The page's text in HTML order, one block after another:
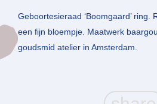
Geboortesieraad ‘Boomgaard’ ring.
een fijn bloempje. Maatwerk
goudsmid atelier in Amsterdam.